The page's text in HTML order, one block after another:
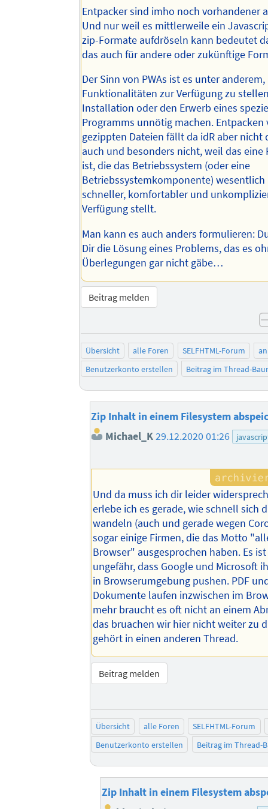
Entpacker sind imho noch vorhandener
Und nur weil es mittlerweile ein
zip-Formate aufdröseln kann bedeutet
das auch für andere oder zukünftige
Der Sinn von PWAs ist es unter anderem,
Funktionalitäten zur Verfügung zu
Installation oder den Erwerb eines
Programms unnötig machen. Entpacken
gezippten Dateien fällt da idR aber nicht
auch und besonders nicht, weil das
ist, die das Betriebssystem (oder eine
Betriebssystemkomponente) wesentlich
schneller, komfortabler und
Verfügung stellt.
Man kann es auch anders formulieren:
Dir die Lösung eines Problems, das es
Überlegungen gar nicht gäbe…
Beitrag melden
Übersicht alle Foren SELFHTML-Forum
Benutzerkonto erstellen
Beitrag im Thread-
Zip Inhalt in einem Filesystem
Michael_K29.12.2020 01:26
Und da muss ich dir leider
erlebe ich es gerade, wie schnell sich
wandeln (auch und gerade wegen
sogar einige Firmen, die das Motto
Browser" ausgesprochen haben. Es
ungefähr, dass Google und Microsoft
in Browserumgebung pushen. PDF
Dokumente laufen inzwischen im
mehr braucht es oft nicht an einem
das bruachen wir hier nicht weiter zu
gehört in einen anderen Thread.
Beitrag melden
Übersicht alle Foren
SELFHTML-Forum
Benutzerkonto erstellen
Beitrag im Thread-
Zip Inhalt in einem Filesystem